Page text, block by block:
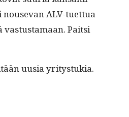
ALV-tuet­tua
vas­tus­ta­maan. Pait­si
uusia yritystukia.